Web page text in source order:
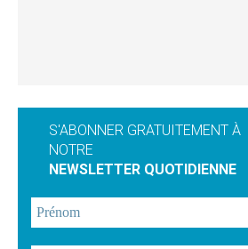
S'ABONNER GRATUITEMENT À
NOTRE
NEWSLETTER QUOTIDIENNE